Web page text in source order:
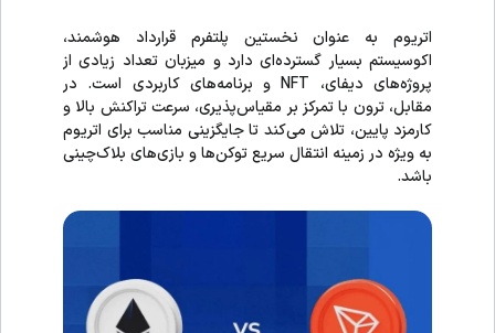
اتریوم به عنوان نخستین پلتفرم قرارداد هوشمند،
اکوسیستم بسیار گسترده‌ای دارد و میزبان تعداد زیادی از
پروژه‌های دیفای، NFT و برنامه‌های کاربردی است. در
مقابل، ترون با تمرکز بر مقیاس‌پذیری، سرعت تراکنش بالا و
کارمزد پایین، تلاش می‌کند تا جایگزینی مناسب برای اتریوم
به ویژه در زمینه انتقال سریع توکن‌ها و بازی‌های بلاک‌چینی
باشد.